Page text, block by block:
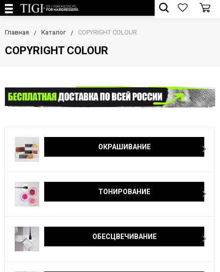
Главная Каталог COPYRIGHT COLOUR
COPYRIGHT COLOUR
ОКРАШИВАНИЕ
ТОНИРОВАНИЕ
ОБЕСЦВЕЧИВАНИЕ